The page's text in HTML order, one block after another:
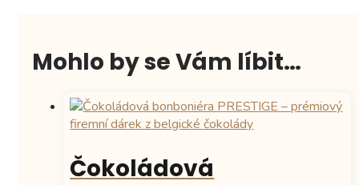
Mohlo by se Vám líbit…
Čokoládová